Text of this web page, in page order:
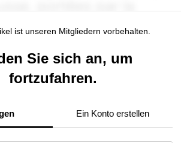
ist unseren Mitgliedern vorbehalten.
Sie sich an, um
fortzufahren.
Ein Konto erstellen